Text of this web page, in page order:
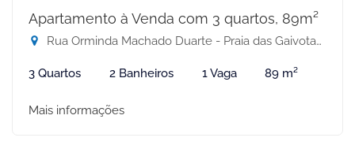
Apartamento à Venda com 3 quartos, 89m²
Rua Orminda Machado Duarte - Praia das Gaivotas, Vila Velha-ES
3 Quartos 2 Banheiros 1 Vaga 89 m²
Mais informações